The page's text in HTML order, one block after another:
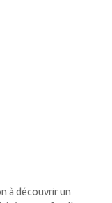
à découvrir un